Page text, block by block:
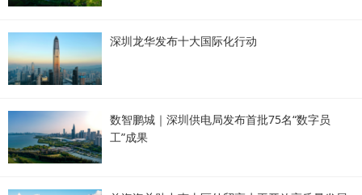
深圳龙华发布十大国际化行动
数智鹏城｜深圳供电局发布首批75名“数字员
工”成果